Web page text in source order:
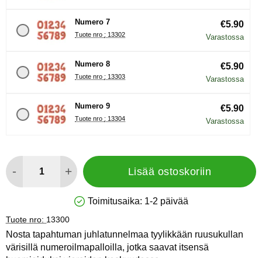
Numero 7
Tuote nro : 13302
€5.90
Varastossa
Numero 8
Tuote nro : 13303
€5.90
Varastossa
Numero 9
Tuote nro : 13304
€5.90
Varastossa
- + Lisää ostoskoriin
Saatavuus: Varastossa
Toimitusaika: 1-2 päivää
Tuote nro: 13300
Nosta tapahtuman juhlatunnelmaa tyylikkään ruusukullan
värisillä numeroilmapalloilla, jotka saavat itsensä